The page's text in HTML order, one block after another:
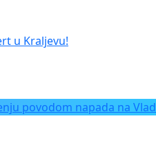
u Kraljevu!
povodom napada na